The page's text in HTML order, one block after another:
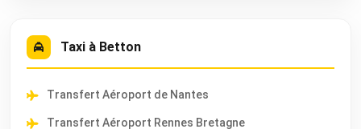
Taxi à Betton
Transfert Aéroport de Nantes
Transfert Aéroport Rennes Bretagne